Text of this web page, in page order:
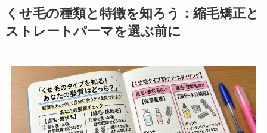
くせ毛の種類と特徴を知ろう：縮毛矯正と
ストレートパーマを選ぶ前に